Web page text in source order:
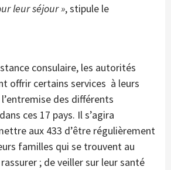
leur séjour », stipule le
consulaire, les autorités
offrir certains services à leurs
des différents
ces 17 pays. Il s’agira
aux 433 d’être régulièrement
familles qui se trouvent au
; de veiller sur leur santé